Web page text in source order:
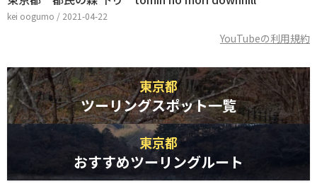
kei oogumo / 2021-04-22
YouTubeの利用規約
東京都
ツーリングスポット一覧
東京都
おすすめツーリングルート